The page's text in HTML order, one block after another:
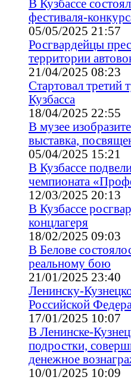
В Кузбассе
фестиваля-
05/05/2025 21:57
Росгвардейцы
территории
21/04/2025 08:23
Стартовал
Кузбасса
18/04/2025 22:55
В музее
выставка,
05/04/2025 15:21
В Кузбассе
чемпионата
12/03/2025 20:13
В Кузбассе
концлагеря
18/02/2025 09:03
В Белове
реальному бою
21/01/2025 23:40
Ленинску-
Российской
17/01/2025 10:07
В Ленинске-
подростки,
денежное
10/01/2025 10:09